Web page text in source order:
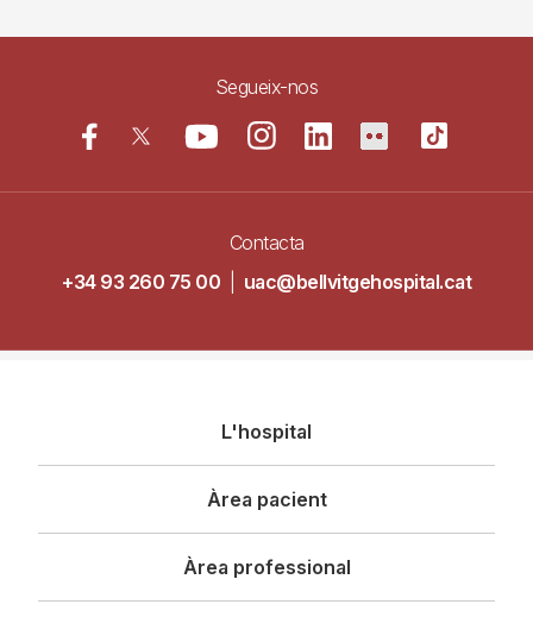
Segueix-nos
Contacta
+34 93 260 75 00
uac@bellvitgehospital.cat
principal
L'hospital
Àrea pacient
Àrea professional